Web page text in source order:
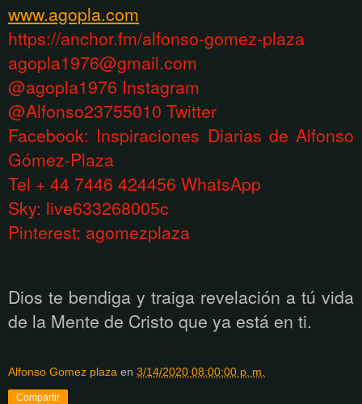
www.agopla.com
https://anchor.fm/alfonso-gomez-plaza
agopla1976@gmail.com
@agopla1976 Instagram
@Alfonso23755010 Twitter
Facebook: Inspiraciones Diarias de Alfonso
Gómez-Plaza
Tel + 44 7446 424456 WhatsApp
Sky: live633268005c
Pinterest: agomezplaza
Dios te bendiga y traiga revelación a tú vida
de la Mente de Cristo que ya está en ti.
Alfonso Gomez plaza en 3/14/2020 08:00:00 p. m.
Compartir